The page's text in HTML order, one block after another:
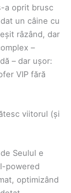
a oprit brusc
un câine cu
râzând, dar
–
– dar ușor:
VIP fără
viitorul (și
Seulul e
powered
optimizând